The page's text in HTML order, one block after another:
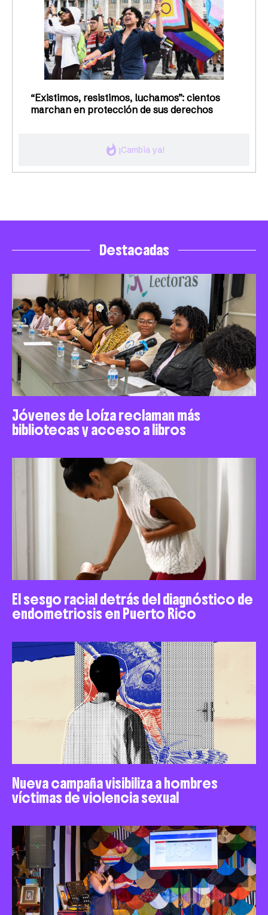
whatshot ¡Cambia ya!
“Existimos, resistimos, luchamos”: cientos
marchan en protección de sus derechos
Destacadas
Jóvenes de Loíza reclaman más
bibliotecas y acceso a libros
El sesgo racial detrás del diagnóstico de
endometriosis en Puerto Rico
Nueva campaña visibiliza a hombres
víctimas de violencia sexual